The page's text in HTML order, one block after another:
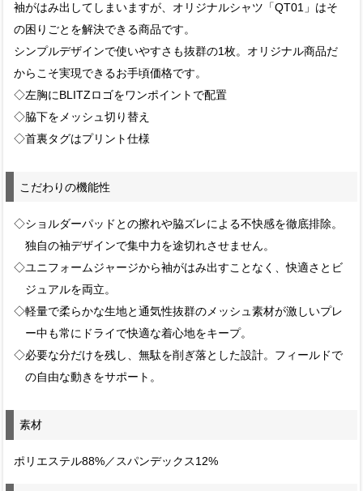
袖がはみ出してしまいますが、オリジナルシャツ「QT01」はそ
の困りごとを解決できる商品です。
シンプルデザインで使いやすさも抜群の1枚。オリジナル商品だ
からこそ実現できるお手頃価格です。
◇左胸にBLITZロゴをワンポイントで配置
◇脇下をメッシュ切り替え
◇首裏タグはプリント仕様
こだわりの機能性
◇ショルダーパッドとの擦れや脇ズレによる不快感を徹底排除。
独自の袖デザインで集中力を途切れさせません。
◇ユニフォームジャージから袖がはみ出すことなく、快適さとビ
ジュアルを両立。
◇軽量で柔らかな生地と通気性抜群のメッシュ素材が激しいプレ
ー中も常にドライで快適な着心地をキープ。
◇必要な分だけを残し、無駄を削ぎ落とした設計。フィールドで
の自由な動きをサポート。
素材
ポリエステル88%／スパンデックス12%